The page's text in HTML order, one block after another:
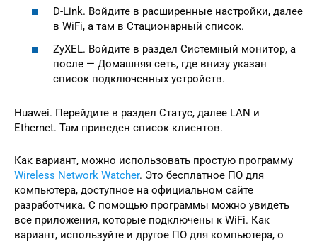
D-Link. Войдите в расширенные настройки, далее
в WiFi, а там в Стационарный список.
ZyXEL. Войдите в раздел Системный монитор, а
после — Домашняя сеть, где внизу указан
список подключенных устройств.
Huawei. Перейдите в раздел Статус, далее LAN и
Ethernet. Там приведен список клиентов.
Как вариант, можно использовать простую программу
Wireless Network Watcher. Это бесплатное ПО для
компьютера, доступное на официальном сайте
разработчика. С помощью программы можно увидеть
все приложения, которые подключены к WiFi. Как
вариант, используйте и другое ПО для компьютера, о